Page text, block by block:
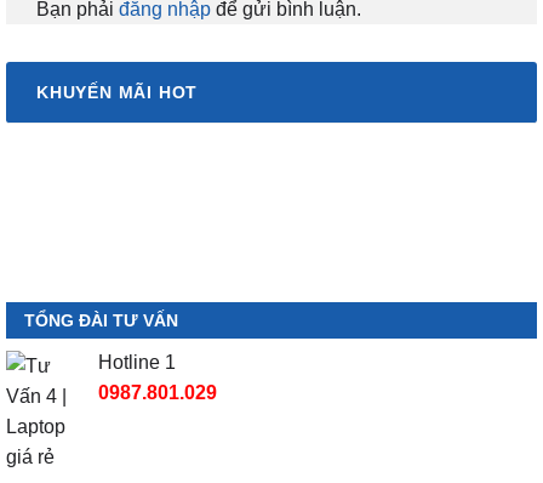
Bạn phải đăng nhập để gửi bình luận.
KHUYẾN MÃI HOT
TỔNG ĐÀI TƯ VẤN
Hotline 1
0987.801.029